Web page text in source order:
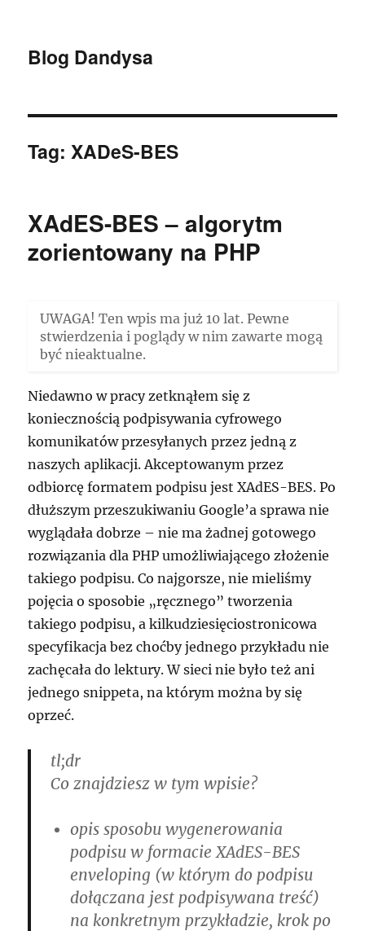
Blog Dandysa
Tag:XADeS-BES
XAdES-BES – algorytm
zorientowany na PHP
UWAGA! Ten wpis ma już 10 lat. Pewne
stwierdzenia i poglądy w nim zawarte mogą
być nieaktualne.
Niedawno w pracy zetknąłem się z
koniecznością podpisywania cyfrowego
komunikatów przesyłanych przez jedną z
naszych aplikacji. Akceptowanym przez
odbiorcę formatem podpisu jest XAdES-BES. Po
dłuższym przeszukiwaniu Google’a sprawa nie
wyglądała dobrze – nie ma żadnej gotowego
rozwiązania dla PHP umożliwiającego złożenie
takiego podpisu. Co najgorsze, nie mieliśmy
pojęcia o sposobie „ręcznego” tworzenia
takiego podpisu, a kilkudziesięciostronicowa
specyfikacja bez choćby jednego przykładu nie
zachęcała do lektury. W sieci nie było też ani
jednego snippeta, na którym można by się
oprzeć.
tl;dr
Co znajdziesz w tym wpisie?
opis sposobu wygenerowania
podpisu w formacie XAdES-BES
enveloping (w którym do podpisu
dołączana jest podpisywana treść)
na konkretnym przykładzie, krok po